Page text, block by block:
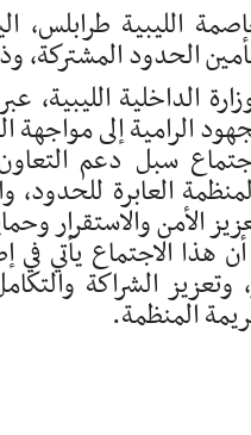
الليبية طرابلس،
الحدود المشتركة،
الداخلية الليبية،
الرامية إلى مواجهة
سبل دعم
العابرة
الأمن والاستقرار
هذا الاجتماع يأتي
وتعزيز الشراكة
المنظمة.